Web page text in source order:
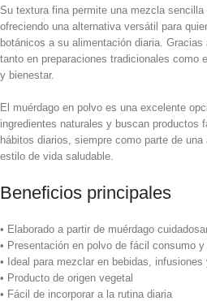
Su textura fina permite una mezcla
ofreciendo una alternativa versátil para
botánicos a su alimentación diaria.
tanto en preparaciones tradicionales como
y bienestar.
El muérdago en polvo es una excelente
ingredientes naturales y buscan productos
hábitos diarios, siempre como parte de
estilo de vida saludable.
Beneficios principales
• Elaborado a partir de muérdago
• Presentación en polvo de fácil consumo
• Ideal para mezclar en bebidas, infusiones
• Producto de origen vegetal
• Fácil de incorporar a la rutina diaria